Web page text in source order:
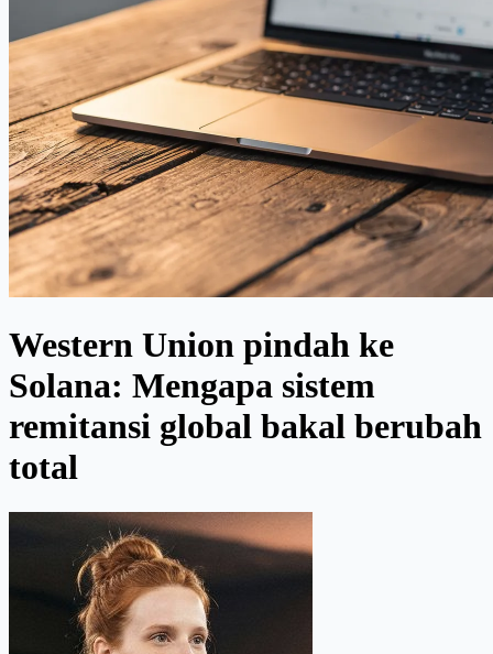
Western Union pindah ke
Solana: Mengapa sistem
remitansi global bakal berubah
total